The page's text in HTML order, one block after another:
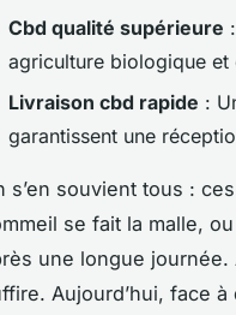
Cbd qualité supérieure
agriculture biologique et
Livraison cbd rapide :
garantissent une
s’en souvient tous :
se fait la malle,
une longue
Aujourd’hui, face